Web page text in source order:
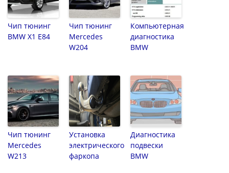
Чип тюнинг
BMW X1 E84
Чип тюнинг
Mercedes
W204
Компьютерная
диагностика
BMW
Чип тюнинг
Mercedes
W213
Установка
электрического
фаркопа
Диагностика
подвески
BMW